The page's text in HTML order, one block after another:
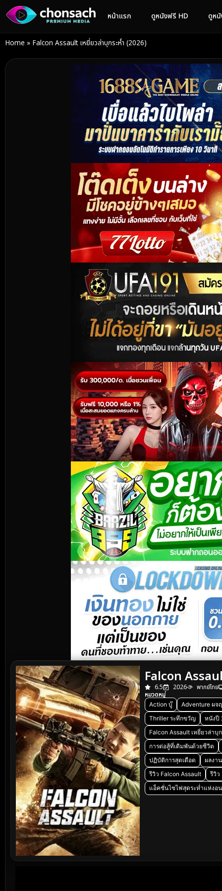
หน้าแรก ดูหนังฟรี HD ดูห
Home » Falcon Assault เหยี่ยวล่าบุกระห่ำ (2026)
Falcon
6.5 2026
พากย์ไทย
หมวดหมู่
Action บู๊
Adventure ผจ
Thriller ระทึกขวัญ
หนังปี
Falcon Assault เหยี่ยวล่าบุ
การต่อสู้ที่เดิมพันด้วยชีวิต
ปฏิบัติการสุดเดือด
ผลงา
รีวิว Falcon Assault
รีวิว
แอ็คชั่นไซไฟสุดระห่ำแห่งอ